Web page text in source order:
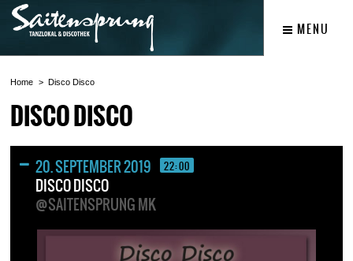
MENU
Home Disco Disco
DISCO DISCO
20. SEPTEMBER 2019 22:00
DISCO DISCO
@SAITENSPRUNG MK